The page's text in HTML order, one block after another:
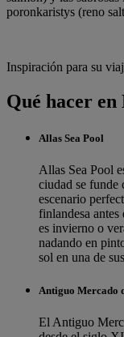
poronkaristys (reno
Inspiración para su
Qué hacer
Allas Sea Pool
Allas Sea Pool
ciudad se funde
escenario
finlandesa
es invierno o
nadando en
sol en una de
Antiguo Mercado
El Antiguo